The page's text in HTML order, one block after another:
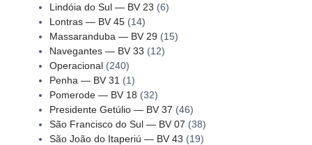
Lindóia do Sul — BV 23 (6)
Lontras — BV 45(14)
Massaranduba — BV 29 (15)
Navegantes — BV 33 (12)
Operacional(240)
Penha — BV 31 (1)
Pomerode — BV 18 (32)
Presidente Getúlio — BV 37 (46)
São Francisco do Sul — BV 07 (38)
São João do Itaperiú — BV 43 (19)